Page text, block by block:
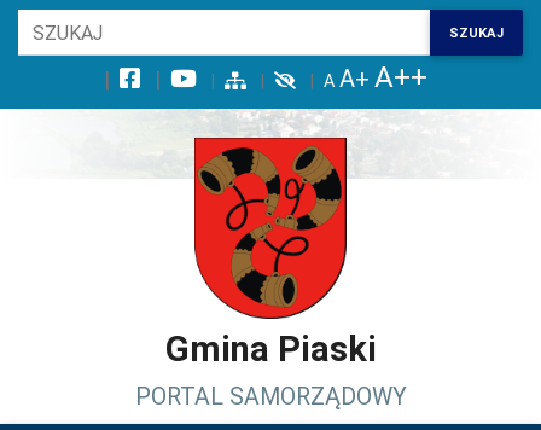
Wróć na początek strony
Przejdź do treści głównej
Przejdź do stopki
Przejdź do menu górnego
Przejdź do mapy serwisu
SZUKAJ
Gmina Piaski
PORTAL SAMORZĄDOWY